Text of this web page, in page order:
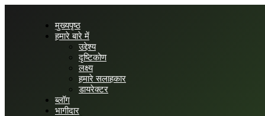
मुख्यपृष्ठ
हमारे बारे में
उद्देश्य
दृष्टिकोण
लक्ष्य
हमारे सलाहकार
डायरेक्टर
ब्लॉग
भागीदार